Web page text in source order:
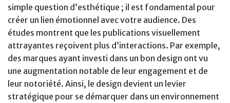
simple question d’esthétique ; il est fondamental pour
créer un lien émotionnel avec votre audience. Des
études montrent que les publications visuellement
attrayantes reçoivent plus d’interactions. Par exemple,
des marques ayant investi dans un bon design ont vu
une augmentation notable de leur engagement et de
leur notoriété. Ainsi, le design devient un levier
stratégique pour se démarquer dans un environnement